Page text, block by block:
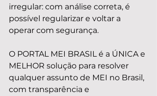
irregular: com análise correta, é
possível regularizar e voltar a
operar com segurança.
O PORTAL MEI BRASIL é a ÚNICA e
MELHOR solução para resolver
qualquer assunto de MEI no Brasil,
com transparência e